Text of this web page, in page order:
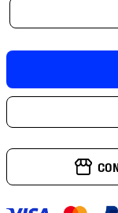
10. tenis nike